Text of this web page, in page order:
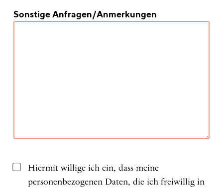
Sonstige Anfragen/Anmerkungen
Hiermit willige ich ein, dass meine
personenbezogenen Daten, die ich freiwillig in